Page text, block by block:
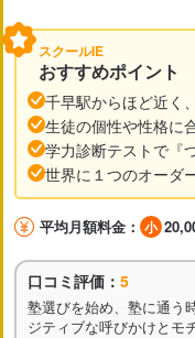
返金制度あり
質問しやすい環
発達障害サポ
スクールIE
おすすめポイント
千早駅からほど近く
生徒の個性や性格に
学力診断テストで『
世界に１つのオーダ
平均月額料金：
口コミ評価： 5
塾選びを始め、塾に通う
ジティブな呼びかけとモ